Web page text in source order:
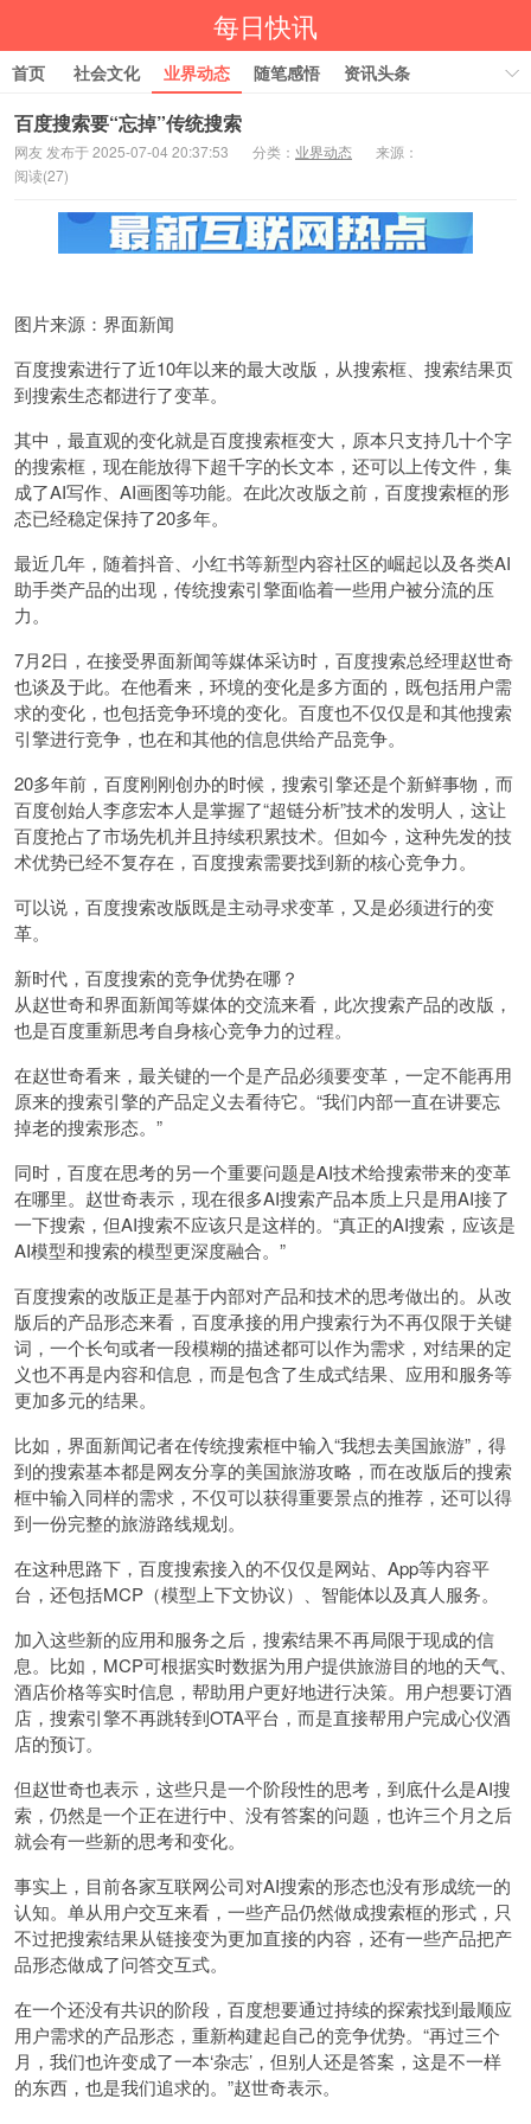
每日快讯
首页 社会文化 业界动态 随笔感悟
资讯头条
营销推广
百度搜索要“忘掉”传统搜索
网友 发布于 2025-07-04 20:37:53 分类： 业界动态
来源：
阅读(27)
图片来源：界面新闻
百度搜索进行了近10年以来的最大改版，从搜索框、搜索结果页
到搜索生态都进行了变革。
其中，最直观的变化就是百度搜索框变大，原本只支持几十个字
的搜索框，现在能放得下超千字的长文本，还可以上传文件，集
成了AI写作、AI画图等功能。在此次改版之前，百度搜索框的形
态已经稳定保持了20多年。
最近几年，随着抖音、小红书等新型内容社区的崛起以及各类AI
助手类产品的出现，传统搜索引擎面临着一些用户被分流的压
力。
7月2日，在接受界面新闻等媒体采访时，百度搜索总经理赵世奇
也谈及于此。在他看来，环境的变化是多方面的，既包括用户需
求的变化，也包括竞争环境的变化。百度也不仅仅是和其他搜索
引擎进行竞争，也在和其他的信息供给产品竞争。
20多年前，百度刚刚创办的时候，搜索引擎还是个新鲜事物，而
百度创始人李彦宏本人是掌握了“超链分析”技术的发明人，这让
百度抢占了市场先机并且持续积累技术。但如今，这种先发的技
术优势已经不复存在，百度搜索需要找到新的核心竞争力。
可以说，百度搜索改版既是主动寻求变革，又是必须进行的变
革。
新时代，百度搜索的竞争优势在哪？
从赵世奇和界面新闻等媒体的交流来看，此次搜索产品的改版，
也是百度重新思考自身核心竞争力的过程。
在赵世奇看来，最关键的一个是产品必须要变革，一定不能再用
原来的搜索引擎的产品定义去看待它。“我们内部一直在讲要忘
掉老的搜索形态。”
同时，百度在思考的另一个重要问题是AI技术给搜索带来的变革
在哪里。赵世奇表示，现在很多AI搜索产品本质上只是用AI接了
一下搜索，但AI搜索不应该只是这样的。“真正的AI搜索，应该是
AI模型和搜索的模型更深度融合。”
百度搜索的改版正是基于内部对产品和技术的思考做出的。从改
版后的产品形态来看，百度承接的用户搜索行为不再仅限于关键
词，一个长句或者一段模糊的描述都可以作为需求，对结果的定
义也不再是内容和信息，而是包含了生成式结果、应用和服务等
更加多元的结果。
比如，界面新闻记者在传统搜索框中输入“我想去美国旅游”，得
到的搜索基本都是网友分享的美国旅游攻略，而在改版后的搜索
框中输入同样的需求，不仅可以获得重要景点的推荐，还可以得
到一份完整的旅游路线规划。
在这种思路下，百度搜索接入的不仅仅是网站、App等内容平
台，还包括MCP（模型上下文协议）、智能体以及真人服务。
加入这些新的应用和服务之后，搜索结果不再局限于现成的信
息。比如，MCP可根据实时数据为用户提供旅游目的地的天气、
酒店价格等实时信息，帮助用户更好地进行决策。用户想要订酒
店，搜索引擎不再跳转到OTA平台，而是直接帮用户完成心仪酒
店的预订。
但赵世奇也表示，这些只是一个阶段性的思考，到底什么是AI搜
索，仍然是一个正在进行中、没有答案的问题，也许三个月之后
就会有一些新的思考和变化。
事实上，目前各家互联网公司对AI搜索的形态也没有形成统一的
认知。单从用户交互来看，一些产品仍然做成搜索框的形式，只
不过把搜索结果从链接变为更加直接的内容，还有一些产品把产
品形态做成了问答交互式。
在一个还没有共识的阶段，百度想要通过持续的探索找到最顺应
用户需求的产品形态，重新构建起自己的竞争优势。“再过三个
月，我们也许变成了一本‘杂志’，但别人还是答案，这是不一样
的东西，也是我们追求的。”赵世奇表示。